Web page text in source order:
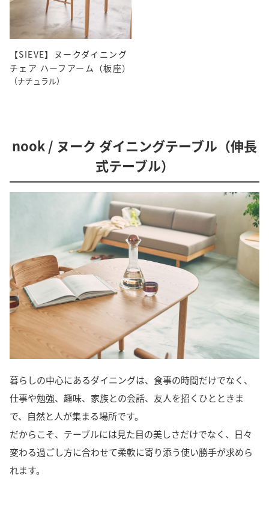
【SIEVE】ヌークダイニング
チェア ハーフアーム（板座）
（ナチュラル）
nook / ヌーク ダイニングテーブル（伸長
式テーブル）
暮らしの中心にあるダイニングは、食事の時間だけでなく、
仕事や勉強、趣味、家族との会話、友人を招くひとときま
で、自然と人が集まる場所です。
だからこそ、テーブルには見た目の美しさだけでなく、日々
変わる過ごし方に合わせて柔軟に寄り添う使い勝手が求めら
れます。